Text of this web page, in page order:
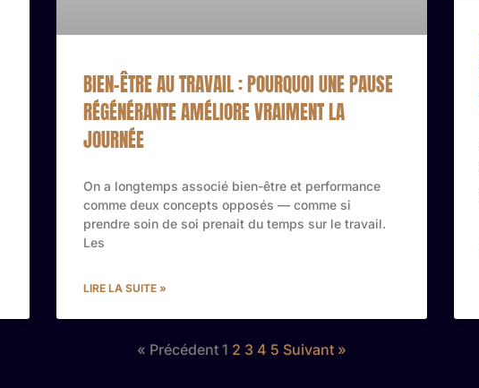
BIEN-ÊTRE AU TRAVAIL : POURQUOI UNE PAUSE
RÉGÉNÉRANTE AMÉLIORE VRAIMENT LA
JOURNÉE
On a longtemps associé bien-être et performance
comme deux concepts opposés — comme si
prendre soin de soi prenait du temps sur le travail.
Les
LIRE LA SUITE »
« Précédent 1 2 3 4 5 Suivant »